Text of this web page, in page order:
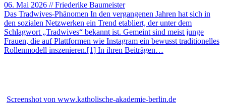
06. Mai 2026 // Friederike Baumeister
Das Tradwives-Phänomen In den vergangenen Jahren hat sich in
den sozialen Netzwerken ein Trend etabliert, der unter dem
Schlagwort „Tradwives“ bekannt ist. Gemeint sind meist junge
Frauen, die auf Plattformen wie Instagram ein bewusst traditionelles
Rollenmodell inszenieren.[1] In ihren Beiträgen…
Screenshot von www.katholische-akademie-berlin.de